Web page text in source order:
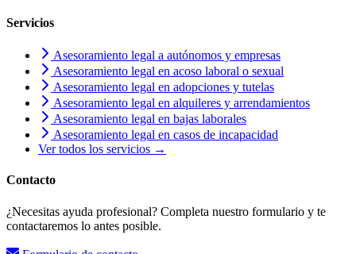
Servicios
Asesoramiento legal a autónomos y empresas
Asesoramiento legal en acoso laboral o sexual
Asesoramiento legal en adopciones y tutelas
Asesoramiento legal en alquileres y arrendamientos
Asesoramiento legal en bajas laborales
Asesoramiento legal en casos de incapacidad
Ver todos los servicios →
Contacto
¿Necesitas ayuda profesional? Completa nuestro formulario y te
contactaremos lo antes posible.